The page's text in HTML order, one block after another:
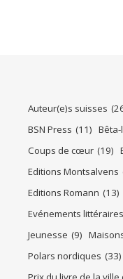
Auteur(e)s suisses
BSN Press (11)
Coups de cœur (19)
Editions Montsalvens
Editions Romann (13)
Evénements littéraires
Jeunesse (9)
Polars nordiques (33)